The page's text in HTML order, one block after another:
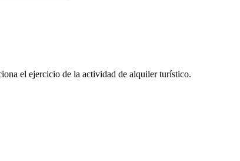
el ejercicio de la actividad de alquiler turístico.